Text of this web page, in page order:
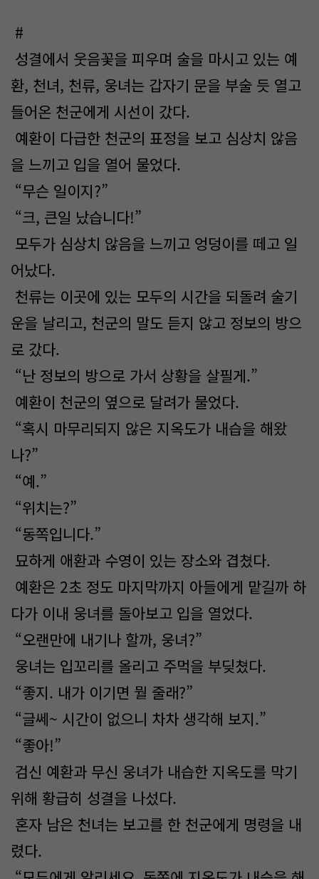
#
성결에서 웃음꽃을 피우며 술을 마시고 있는 예
환, 천녀, 천류, 웅녀는 갑자기 문을 부술 듯 열고
들어온 천군에게 시선이 갔다.
예환이 다급한 천군의 표정을 보고 심상치 않음
을 느끼고 입을 열어 물었다.
“무슨 일이지?”
“크, 큰일 났습니다!”
모두가 심상치 않음을 느끼고 엉덩이를 떼고 일
어났다.
천류는 이곳에 있는 모두의 시간을 되돌려 술기
운을 날리고, 천군의 말도 듣지 않고 정보의 방으
로 갔다.
“난 정보의 방으로 가서 상황을 살필게.”
예환이 천군의 옆으로 달려가 물었다.
“혹시 마무리되지 않은 지옥도가 내습을 해왔
나?”
“예.”
“위치는?”
“동쪽입니다.”
묘하게 애환과 수영이 있는 장소와 겹쳤다.
예환은 2초 정도 마지막까지 아들에게 맡길까 하
다가 이내 웅녀를 돌아보고 입을 열었다.
“오랜만에 내기나 할까, 웅녀?”
웅녀는 입꼬리를 올리고 주먹을 부딪쳤다.
“좋지. 내가 이기면 뭘 줄래?”
“글쎄~ 시간이 없으니 차차 생각해 보지.”
“좋아!”
검신 예환과 무신 웅녀가 내습한 지옥도를 막기
위해 황급히 성결을 나섰다.
혼자 남은 천녀는 보고를 한 천군에게 명령을 내
렸다.